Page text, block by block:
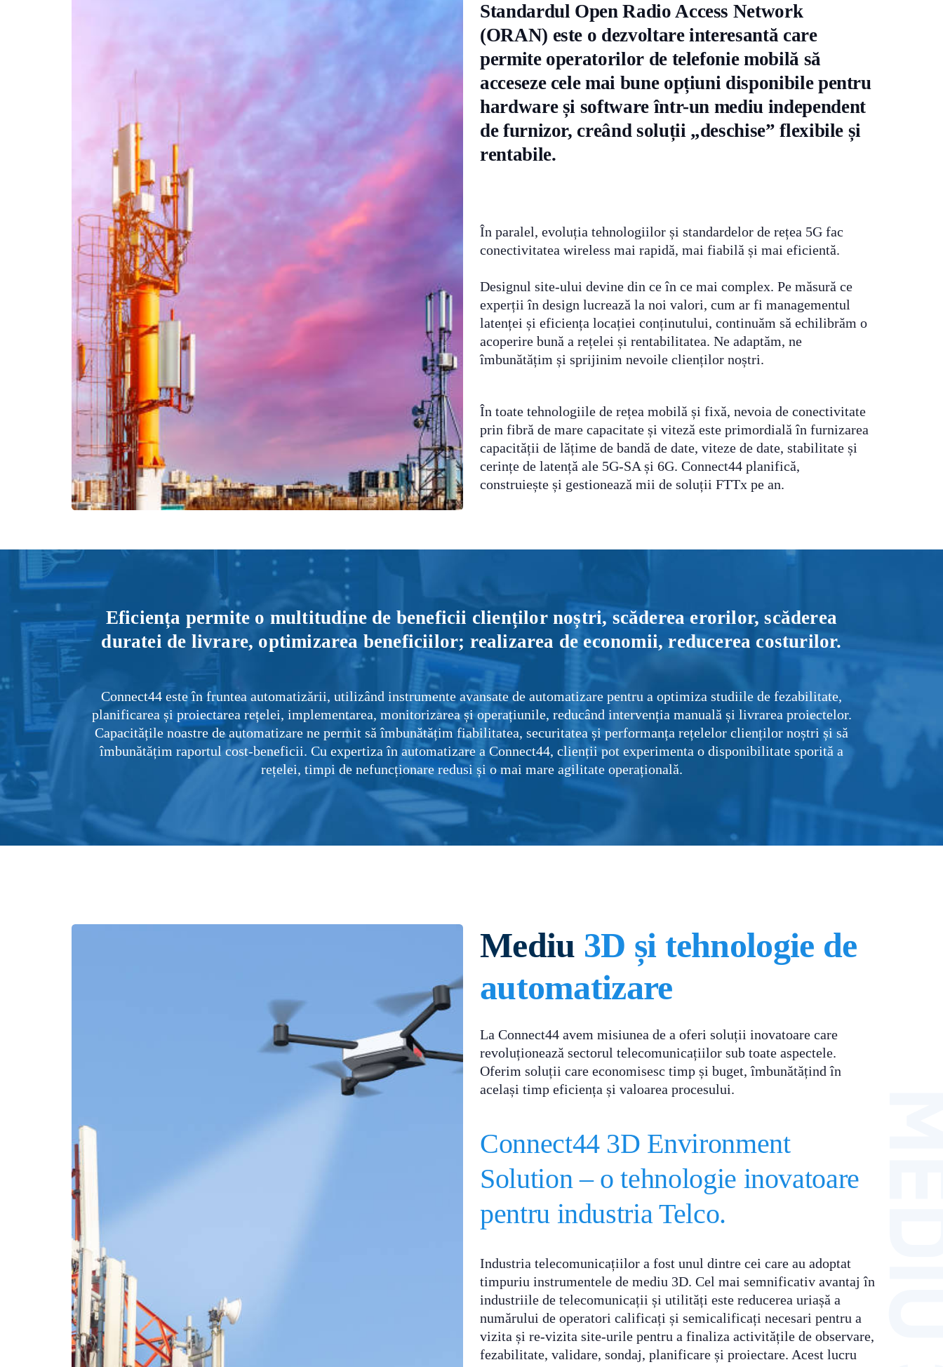
Standardul Open Radio Access Network
(ORAN) este o dezvoltare interesantă care
permite operatorilor de telefonie mobilă să
acceseze cele mai bune opțiuni disponibile pentru
hardware și software într-un mediu independent
de furnizor, creând soluții „deschise” flexibile și
rentabile.
În paralel, evoluția tehnologiilor și standardelor de rețea 5G fac
conectivitatea wireless mai rapidă, mai fiabilă și mai eficientă.
Designul site-ului devine din ce în ce mai complex. Pe măsură ce
experții în design lucrează la noi valori, cum ar fi managementul
latenței și eficiența locației conținutului, continuăm să echilibrăm o
acoperire bună a rețelei și rentabilitatea. Ne adaptăm, ne
îmbunătățim și sprijinim nevoile clienților noștri.
În toate tehnologiile de rețea mobilă și fixă, nevoia de conectivitate
prin fibră de mare capacitate și viteză este primordială în furnizarea
capacității de lățime de bandă de date, viteze de date, stabilitate și
cerințe de latență ale 5G-SA și 6G. Connect44 planifică,
construiește și gestionează mii de soluții FTTx pe an.
Eficiența permite o multitudine de beneficii clienților noștri, scăderea erorilor, scăderea
duratei de livrare, optimizarea beneficiilor; realizarea de economii, reducerea costurilor.
Connect44 este în fruntea automatizării, utilizând instrumente avansate de automatizare pentru a optimiza studiile de fezabilitate,
planificarea și proiectarea rețelei, implementarea, monitorizarea și operațiunile, reducând intervenția manuală și livrarea proiectelor.
Capacitățile noastre de automatizare ne permit să îmbunătățim fiabilitatea, securitatea și performanța rețelelor clienților noștri și să
îmbunătățim raportul cost-beneficii. Cu expertiza în automatizare a Connect44, clienții pot experimenta o disponibilitate sporită a
rețelei, timpi de nefuncționare redusi și o mai mare agilitate operațională.
Mediu 3D și tehnologie de
automatizare
La Connect44 avem misiunea de a oferi soluții inovatoare care
revoluționează sectorul telecomunicațiilor sub toate aspectele.
Oferim soluții care economisesc timp și buget, îmbunătățind în
același timp eficiența și valoarea procesului.
Connect44 3D Environment
Solution – o tehnologie inovatoare
pentru industria Telco.
Industria telecomunicațiilor a fost unul dintre cei care au adoptat
timpuriu instrumentele de mediu 3D. Cel mai semnificativ avantaj în
industriile de telecomunicații și utilități este reducerea uriașă a
numărului de operatori calificați și semicalificați necesari pentru a
vizita și re-vizita site-urile pentru a finaliza activitățile de observare,
fezabilitate, validare, sondaj, planificare și proiectare. Acest lucru